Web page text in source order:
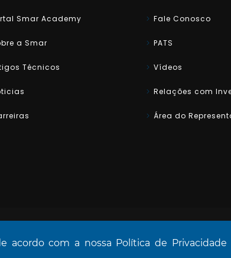
Smar Academy
a Smar
Técnicos
Fale Conosco
PATS
Vídeos
Relações com
Área do
acordo com a nossa Política de